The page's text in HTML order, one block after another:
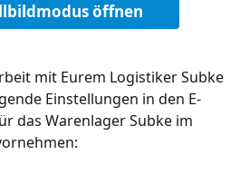
öffnen
mit Eurem Logistiker Subke
Einstellungen in den E-
das Warenlager Subke im